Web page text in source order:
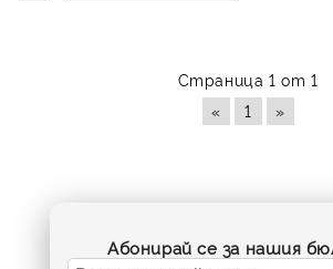
Страница 1 от 1
«
1 »
Абонирай се за нашия